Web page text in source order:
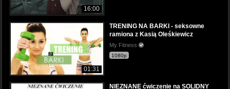
16:00
01:31
TRENING NA BARKI - seksowne
ramiona z Kasią Oleśkiewicz
My Fitness
1080p
NIEZNANE ćwiczenie na SOLIDNY